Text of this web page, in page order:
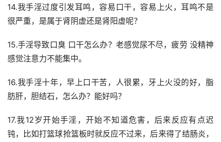
14.我手淫过度引发耳鸣，容易口干，容易上火，耳鸣不是
很严重，是属于肾阴虚还是肾阳虚呢？
15.手淫导致口臭 口干怎么办？老感觉尿不尽，疲劳 没精神
感觉注意力不能集中。
16.我手淫十年，早上口干苦，人很累，牙上火没的好，脂
肪肝，胆结石，怎么办？能好吗？
17.我12岁开始手淫，开始不知道危害，后来反应有点迟
钝，比如打篮球抢篮板时就反应不过来，后来得了结肠炎，